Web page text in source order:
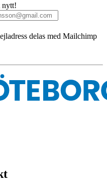
nytt!
delas med Mailchimp